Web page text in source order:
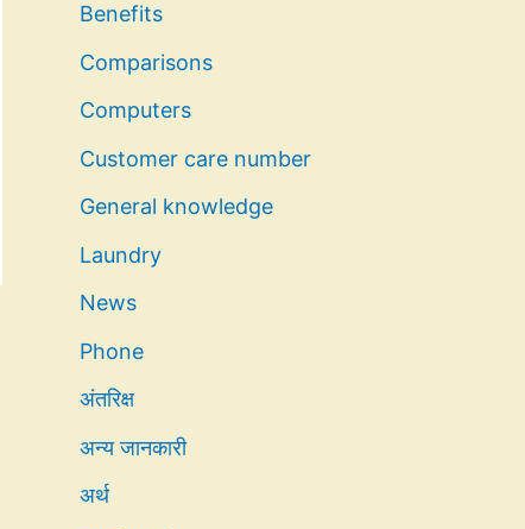
Benefits
Comparisons
Computers
Customer care number
General knowledge
Laundry
News
Phone
अंतरिक्ष
अन्य जानकारी
अर्थ